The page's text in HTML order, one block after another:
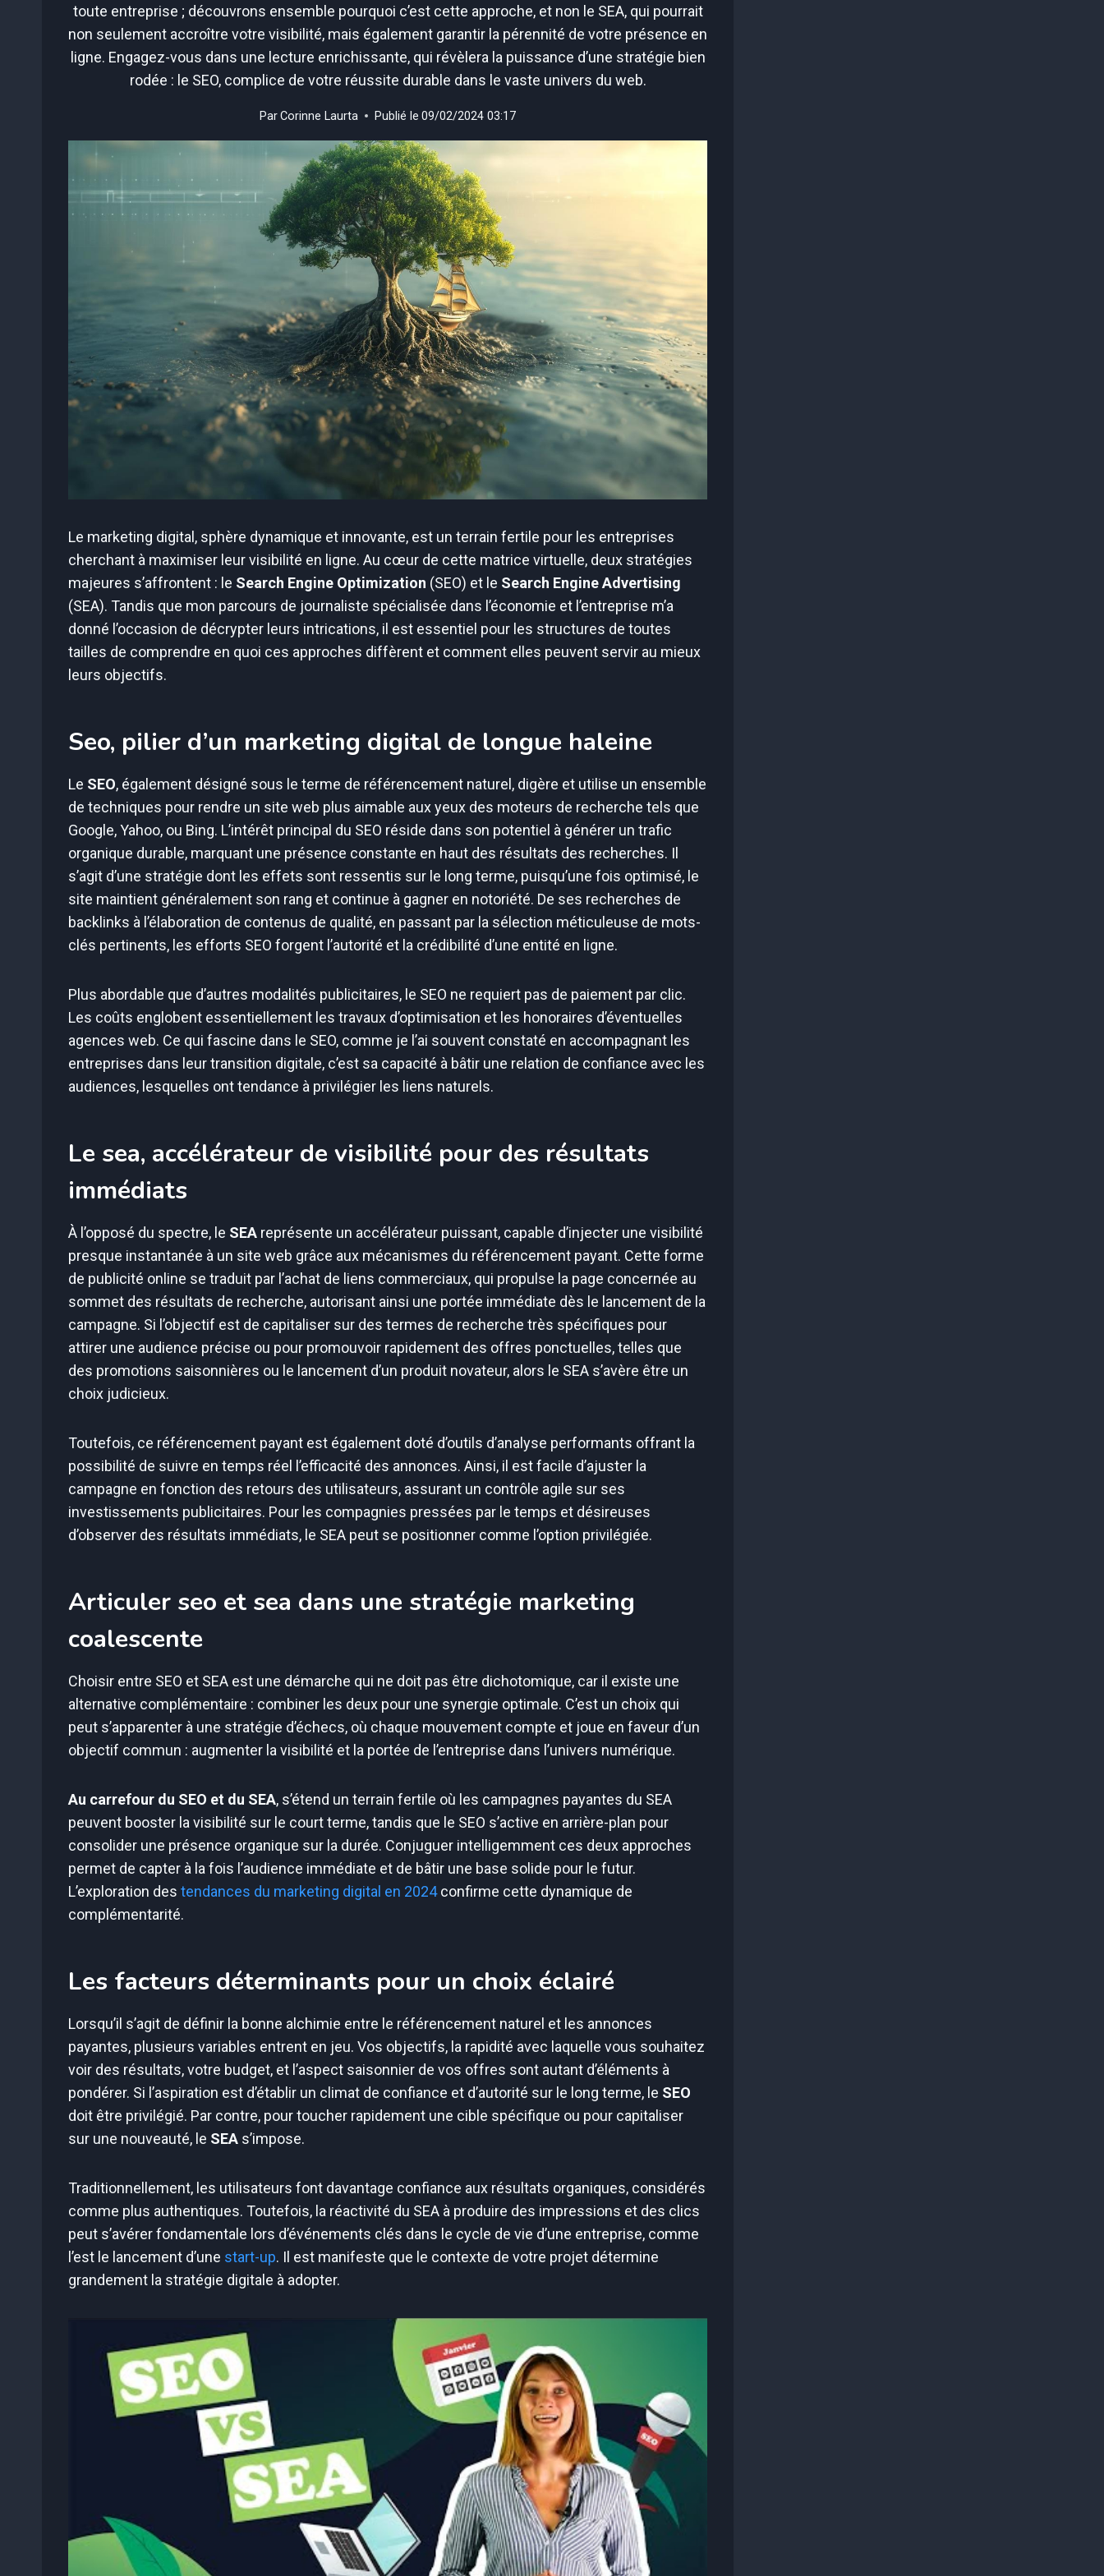
toute entreprise ; découvrons ensemble pourquoi c’est cette approche, et non le SEA, qui pourrait
non seulement accroître votre visibilité, mais également garantir la pérennité de votre présence en
ligne. Engagez-vous dans une lecture enrichissante, qui révèlera la puissance d’une stratégie bien
rodée : le SEO, complice de votre réussite durable dans le vaste univers du web.
ParCorinne Laurta Publié le 09/02/2024 03:17
Le marketing digital, sphère dynamique et innovante, est un terrain fertile pour les entreprises
cherchant à maximiser leur visibilité en ligne. Au cœur de cette matrice virtuelle, deux stratégies
majeures s’affrontent : le Search Engine Optimization (SEO) et le Search Engine Advertising
(SEA). Tandis que mon parcours de journaliste spécialisée dans l’économie et l’entreprise m’a
donné l’occasion de décrypter leurs intrications, il est essentiel pour les structures de toutes
tailles de comprendre en quoi ces approches diffèrent et comment elles peuvent servir au mieux
leurs objectifs.
Seo, pilier d’un marketing digital de longue haleine
Le SEO, également désigné sous le terme de référencement naturel, digère et utilise un ensemble
de techniques pour rendre un site web plus aimable aux yeux des moteurs de recherche tels que
Google, Yahoo, ou Bing. L’intérêt principal du SEO réside dans son potentiel à générer un trafic
organique durable, marquant une présence constante en haut des résultats des recherches. Il
s’agit d’une stratégie dont les effets sont ressentis sur le long terme, puisqu’une fois optimisé, le
site maintient généralement son rang et continue à gagner en notoriété. De ses recherches de
backlinks à l’élaboration de contenus de qualité, en passant par la sélection méticuleuse de mots-
clés pertinents, les efforts SEO forgent l’autorité et la crédibilité d’une entité en ligne.
Plus abordable que d’autres modalités publicitaires, le SEO ne requiert pas de paiement par clic.
Les coûts englobent essentiellement les travaux d’optimisation et les honoraires d’éventuelles
agences web. Ce qui fascine dans le SEO, comme je l’ai souvent constaté en accompagnant les
entreprises dans leur transition digitale, c’est sa capacité à bâtir une relation de confiance avec les
audiences, lesquelles ont tendance à privilégier les liens naturels.
Le sea, accélérateur de visibilité pour des résultats
immédiats
À l’opposé du spectre, le SEA représente un accélérateur puissant, capable d’injecter une visibilité
presque instantanée à un site web grâce aux mécanismes du référencement payant. Cette forme
de publicité online se traduit par l’achat de liens commerciaux, qui propulse la page concernée au
sommet des résultats de recherche, autorisant ainsi une portée immédiate dès le lancement de la
campagne. Si l’objectif est de capitaliser sur des termes de recherche très spécifiques pour
attirer une audience précise ou pour promouvoir rapidement des offres ponctuelles, telles que
des promotions saisonnières ou le lancement d’un produit novateur, alors le SEA s’avère être un
choix judicieux.
Toutefois, ce référencement payant est également doté d’outils d’analyse performants offrant la
possibilité de suivre en temps réel l’efficacité des annonces. Ainsi, il est facile d’ajuster la
campagne en fonction des retours des utilisateurs, assurant un contrôle agile sur ses
investissements publicitaires. Pour les compagnies pressées par le temps et désireuses
d’observer des résultats immédiats, le SEA peut se positionner comme l’option privilégiée.
Articuler seo et sea dans une stratégie marketing
coalescente
Choisir entre SEO et SEA est une démarche qui ne doit pas être dichotomique, car il existe une
alternative complémentaire : combiner les deux pour une synergie optimale. C’est un choix qui
peut s’apparenter à une stratégie d’échecs, où chaque mouvement compte et joue en faveur d’un
objectif commun : augmenter la visibilité et la portée de l’entreprise dans l’univers numérique.
Au carrefour du SEO et du SEA, s’étend un terrain fertile où les campagnes payantes du SEA
peuvent booster la visibilité sur le court terme, tandis que le SEO s’active en arrière-plan pour
consolider une présence organique sur la durée. Conjuguer intelligemment ces deux approches
permet de capter à la fois l’audience immédiate et de bâtir une base solide pour le futur.
L’exploration des tendances du marketing digital en 2024confirme cette dynamique de
complémentarité.
Les facteurs déterminants pour un choix éclairé
Lorsqu’il s’agit de définir la bonne alchimie entre le référencement naturel et les annonces
payantes, plusieurs variables entrent en jeu. Vos objectifs, la rapidité avec laquelle vous souhaitez
voir des résultats, votre budget, et l’aspect saisonnier de vos offres sont autant d’éléments à
pondérer. Si l’aspiration est d’établir un climat de confiance et d’autorité sur le long terme, le SEO
doit être privilégié. Par contre, pour toucher rapidement une cible spécifique ou pour capitaliser
sur une nouveauté, le SEA s’impose.
Traditionnellement, les utilisateurs font davantage confiance aux résultats organiques, considérés
comme plus authentiques. Toutefois, la réactivité du SEA à produire des impressions et des clics
peut s’avérer fondamentale lors d’événements clés dans le cycle de vie d’une entreprise, comme
l’est le lancement d’une start-up. Il est manifeste que le contexte de votre projet détermine
grandement la stratégie digitale à adopter.